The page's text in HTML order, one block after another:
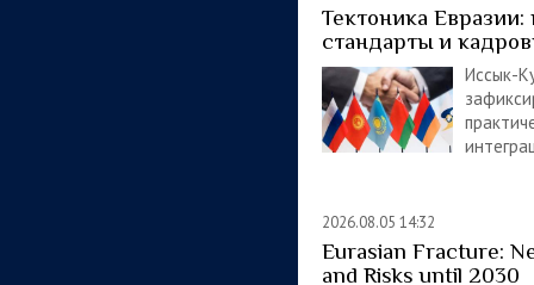
Тектоника
стандарты и
Иссык-
2026.08.05 14:32
Eurasian Fracture:
and Risks until 2030